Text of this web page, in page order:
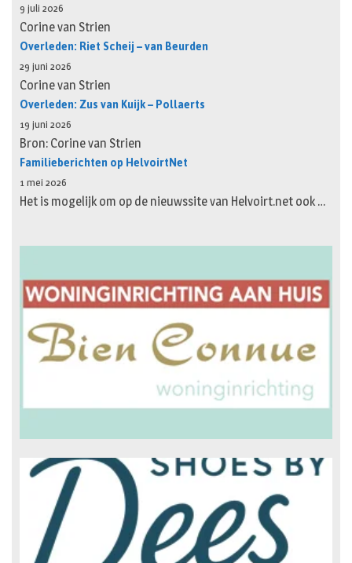
9 juli 2026
Corine van Strien
Overleden: Riet Scheij – van Beurden
29 juni 2026
Corine van Strien
Overleden: Zus van Kuijk – Pollaerts
19 juni 2026
Bron: Corine van Strien
Familieberichten op HelvoirtNet
1 mei 2026
Het is mogelijk om op de nieuwssite van Helvoirt.net ook …